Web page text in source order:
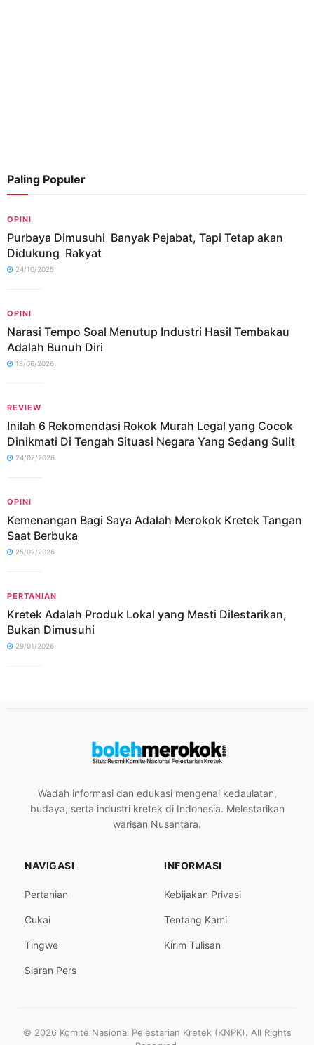
Paling Populer
OPINI
Purbaya Dimusuhi Banyak Pejabat, Tapi Tetap akan
Didukung Rakyat
24/10/2025
OPINI
Narasi Tempo Soal Menutup Industri Hasil Tembakau
Adalah Bunuh Diri
18/06/2026
REVIEW
Inilah 6 Rekomendasi Rokok Murah Legal yang Cocok
Dinikmati Di Tengah Situasi Negara Yang Sedang Sulit
24/07/2026
OPINI
Kemenangan Bagi Saya Adalah Merokok Kretek Tangan
Saat Berbuka
25/02/2026
PERTANIAN
Kretek Adalah Produk Lokal yang Mesti Dilestarikan,
Bukan Dimusuhi
29/01/2026
Wadah informasi dan edukasi mengenai kedaulatan,
budaya, serta industri kretek di Indonesia. Melestarikan
warisan Nusantara.
NAVIGASI
Pertanian
Cukai
Tingwe
Siaran Pers
INFORMASI
Kebijakan Privasi
Tentang Kami
Kirim Tulisan
© 2026 Komite Nasional Pelestarian Kretek (KNPK). All Rights